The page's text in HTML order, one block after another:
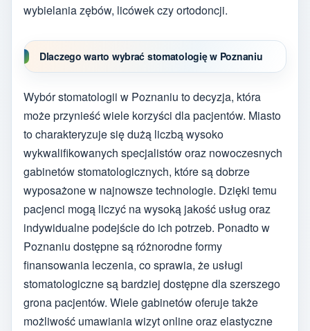
wybielania zębów, licówek czy ortodoncji.
Dlaczego warto wybrać stomatologię w Poznaniu
Wybór stomatologii w Poznaniu to decyzja, która
może przynieść wiele korzyści dla pacjentów. Miasto
to charakteryzuje się dużą liczbą wysoko
wykwalifikowanych specjalistów oraz nowoczesnych
gabinetów stomatologicznych, które są dobrze
wyposażone w najnowsze technologie. Dzięki temu
pacjenci mogą liczyć na wysoką jakość usług oraz
indywidualne podejście do ich potrzeb. Ponadto w
Poznaniu dostępne są różnorodne formy
finansowania leczenia, co sprawia, że usługi
stomatologiczne są bardziej dostępne dla szerszego
grona pacjentów. Wiele gabinetów oferuje także
możliwość umawiania wizyt online oraz elastyczne